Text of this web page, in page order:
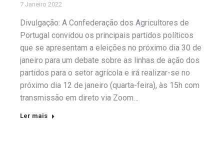
7 Janeiro 2022
Divulgação: A Confederação dos Agricultores de
Portugal convidou os principais partidos políticos
que se apresentam a eleições no próximo dia 30 de
janeiro para um debate sobre as linhas de ação dos
partidos para o setor agrícola e irá realizar-se no
próximo dia 12 de janeiro (quarta-feira), às 15h com
transmissão em direto via Zoom…
Ler mais